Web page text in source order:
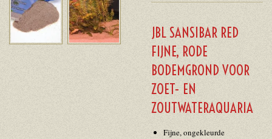
JBL SANSIBAR RED
FIJNE, RODE
BODEMGROND VOOR
ZOET- EN
ZOUTWATERAQUARIA
Fijne, ongekleurde